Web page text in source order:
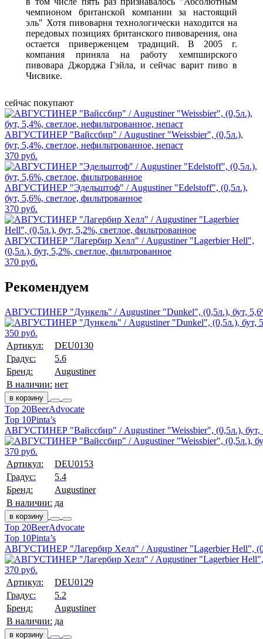
чемпионом британской компании за настоящий
эль" Хотя пивоварня технологически находится на
передовых позициях британского пивоварения, она
остается приверженцем традиций. В 2005 г.
компания приняла на работу хемпширского
пивовара Джорджа Гэйла, и сейчас варит пиво в
Чисвике.
сейчас покупают
АВГУСТИНЕР "Вайссбир" / Augustiner "Weissbier", (0,5л.),
бут, 5,4%, светлое, нефильтрованное, непаст
370 руб.
АВГУСТИНЕР "Эдельштоф" / Augustiner "Edelstoff", (0,5л.),
бут, 5,6%, светлое, фильтрованное
370 руб.
АВГУСТИНЕР "Лагербир Хелл" / Augustiner "Lagerbier Hell",
(0,5л.), бут, 5,2%, светлое, фильтрованное
370 руб.
Рекомендуем
АВГУСТИНЕР "Дункель" / Augustiner "Dunkel", (0,5л.), бут,
350 руб.
Артикул:
DEU0130
Градус:
5.6
Бренд:
Augustiner
В наличии: нет
в корзину
Top 20BeerAdvocate
Top 10Pinta’s
АВГУСТИНЕР "Вайссбир" / Augustiner "Weissbier", (0,5л.), бут,
370 руб.
Артикул:
DEU0153
Градус:
5.4
Бренд:
Augustiner
В наличии: да
в корзину
Top 20BeerAdvocate
Top 10Pinta’s
АВГУСТИНЕР "Лагербир Хелл" / Augustiner "Lagerbier Hell",
370 руб.
Артикул:
DEU0129
Градус:
5.2
Бренд:
Augustiner
В наличии: да
в корзину